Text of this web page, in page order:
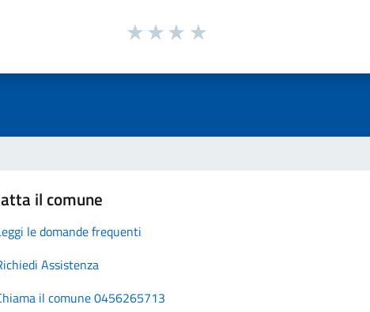
il comune
le domande frequenti
Assistenza
il comune 0456265713